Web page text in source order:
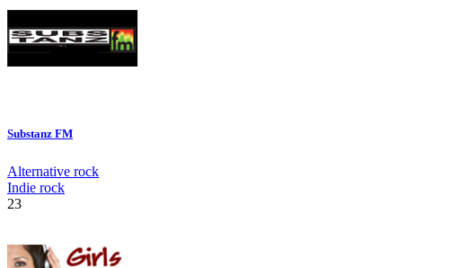
Substanz FM
Alternative rock
Indie rock
23